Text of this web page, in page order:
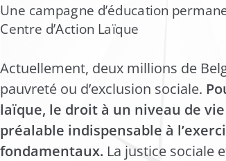
Une campagne d’éducation
Centre d’Action Laïque
Actuellement, deux millions de
pauvreté ou d’exclusion sociale.
laïque, le droit à un niveau de
préalable indispensable à
fondamentaux. La justice sociale